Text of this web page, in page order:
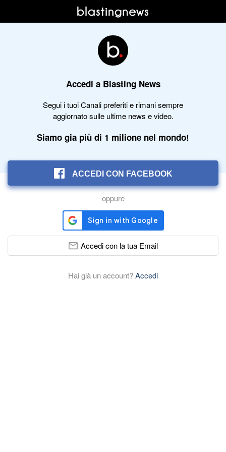
Accedi a Blasting News
Segui i tuoi Canali preferiti e rimani sempre
aggiornato sulle ultime news e video.
Siamo gia più di 1 milione nel mondo!
ACCEDI CON FACEBOOK
oppure
Accedi con la tua Email
Hai già un account?Accedi